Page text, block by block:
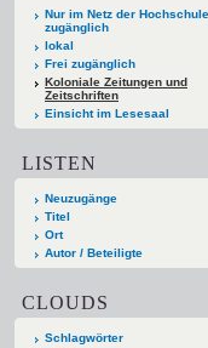
Nur im Netz der Hochschule
zugänglich
lokal
Frei zugänglich
Koloniale Zeitungen und
Zeitschriften
Einsicht im Lesesaal
LISTEN
Neuzugänge
Titel
Ort
Autor / Beteiligte
CLOUDS
Schlagwörter